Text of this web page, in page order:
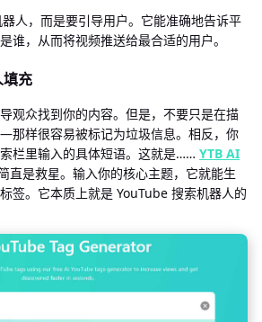
人，而是要引导用户。它能准确地告诉平
谁，从而将视频推送给最合适的用户。
充
观众找到你的内容。但是，不要只是在描
样很容易被标记为垃圾信息。相反，你
栏里输入的具体短语。这就是…… YTB AI
直是救星。输入你的核心主题，它就能生
签。它本质上就是 YouTube 搜索机器人的